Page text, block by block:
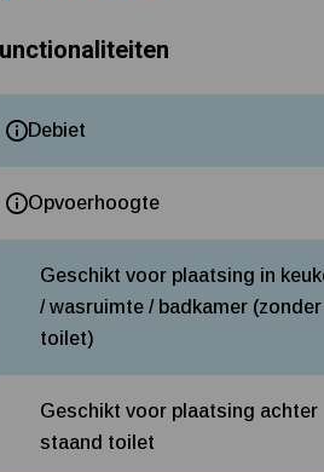
Debiet
Opvoerhoogte
Geschikt voor plaatsing in
/ wasruimte / badkamer (zonder
toilet)
Geschikt voor plaatsing achter
staand toilet